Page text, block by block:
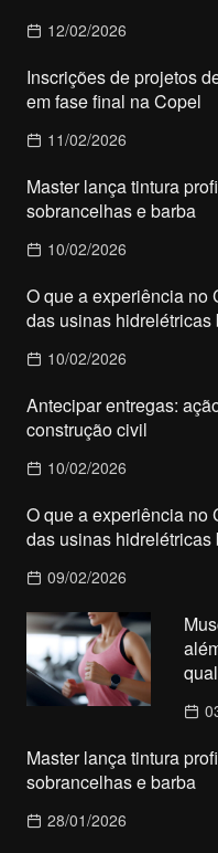
12/02/2026
Inscrições de projetos
em fase final na Copel
11/02/2026
Master lança tintura
sobrancelhas e barba
10/02/2026
O que a experiência no
das usinas hidrelétricas
10/02/2026
Antecipar entregas:
construção civil
10/02/2026
O que a experiência no
das usinas hidrelétricas
09/02/2026
Master lança tintura
sobrancelhas e barba
28/01/2026